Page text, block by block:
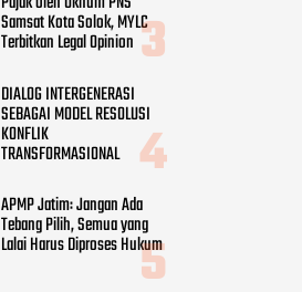
Samsat Kota Solok, MYLC
Terbitkan Legal Opinion
DIALOG INTERGENERASI
SEBAGAI MODEL RESOLUSI
KONFLIK
TRANSFORMASIONAL
APMP Jatim: Jangan Ada
Tebang Pilih, Semua yang
Lalai Harus Diproses Hukum